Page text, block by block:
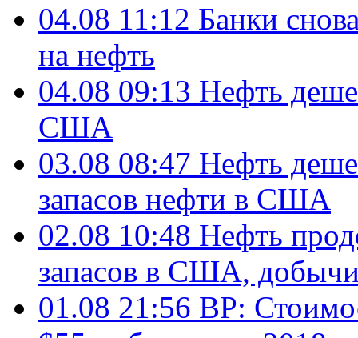
04.08 11:12 Банки
на нефть
04.08 09:13 Нефть
США
03.08 08:47 Нефть
запасов нефти в США
02.08 10:48 Нефть
запасов в США,
01.08 21:56 BP: